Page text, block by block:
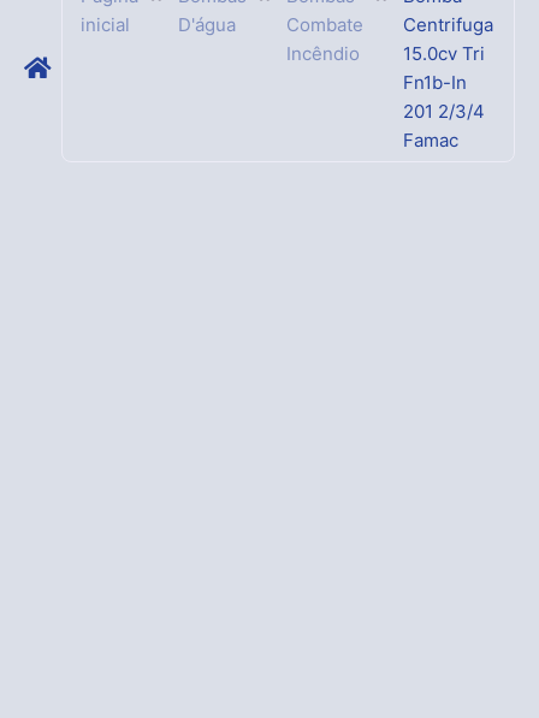
inicial
D'água
Combate
Incêndio
Centrifuga
15.0cv Tri
Fn1b-In
201 2/3/4
Famac